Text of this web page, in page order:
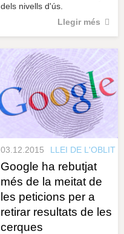
dels nivells d'ús.
Llegir més
03.12.2015 LLEI DE L'OBLIT
Google ha rebutjat
més de la meitat de
les peticions per a
retirar resultats de les
cerques